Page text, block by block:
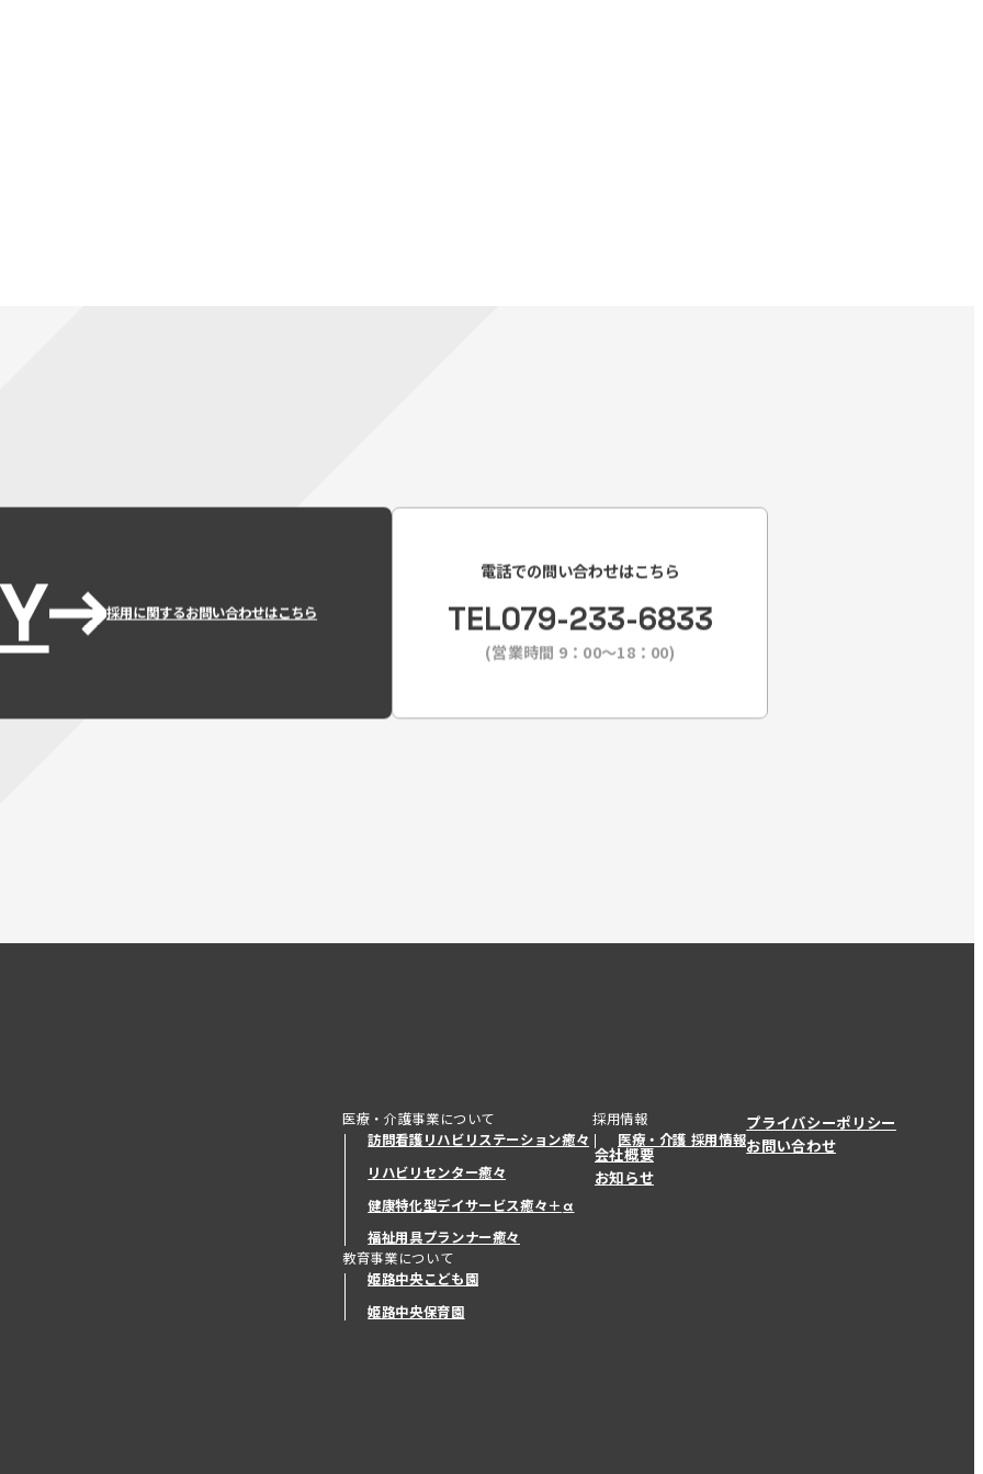
採用に関するお問い合わせはこちら
電話での問い合わせはこちら
TEL079-233-6833
(営業時間 9：00〜18：00)
医療・介護事業について
訪問看護リハビリステーション癒々
リハビリセンター癒々
健康特化型デイサービス癒々＋α
健康特化型デイサービス癒々＋
福祉用具プランナー癒々
教育事業について
姫路中央こども園
姫路中央保育園
採用情報
医療・介護 採用情報
会社概要
お知らせ
プライバシーポリシー
お問い合わせ